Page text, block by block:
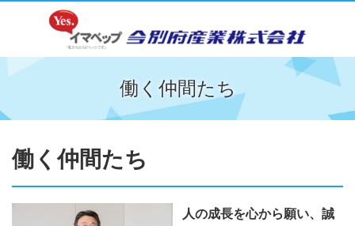
働く仲間たち
働く仲間たち
人の成長を心から願い、誠